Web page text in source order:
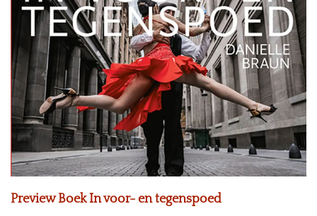
Preview Boek In voor- en tegenspoed